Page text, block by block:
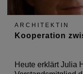
ARCHITEKTIN
Kooperation
Heute erklärt Julia